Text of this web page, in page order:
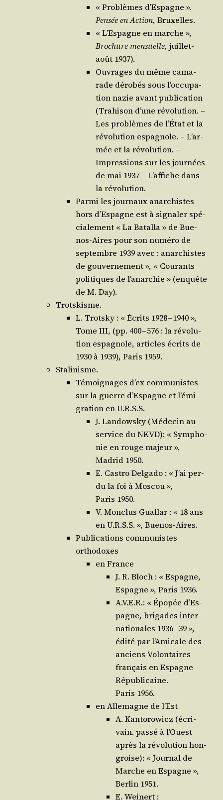
« Pro­blèmes d’Es­pagne ».
Pen­sée en Action, Bruxelles.
« L’Es­pagne en marche »,
Bro­chure men­suelle, juillet-
août 1937).
Ouvrages du même cama­
rade déro­bés sous l’oc­cu­pa­
tion nazie avant publi­ca­tion
(Tra­hi­son d’une révo­lu­tion. –
Les pro­blèmes de l’É­tat et la
révo­lu­tion espa­gnole. – L’ar­
mée et la révo­lu­tion. –
Impres­sions sur les jour­nées
de mai 1937 – L’af­fiche dans
la révolution.
Par­mi les jour­naux anar­chistes
hors d’Es­pagne est à signa­ler spé­
cia­le­ment « La Batal­la » de Bue­
nos-Aires pour son numé­ro de
sep­tembre 1939 avec : anar­chistes
de gou­ver­ne­ment », « Cou­rants
poli­tiques de l’a­nar­chie » (enquête
de M. Day).
Trotskisme.
L. Trots­ky : « Écrits 1928 – 1940 »,
Tome III, (pp. 400 – 576 : la révo­lu­
tion espa­gnole, articles écrits de
1930 à 1939), Paris 1959.
Stalinisme.
Témoi­gnages d’ex com­mu­nistes
sur la guerre d’Es­pagne et l’é­mi­
gra­tion en U.R.S.S.
J. Lan­dows­ky (Méde­cin au
ser­vice du NKVD): « Sym­pho­
nie en rouge majeur »,
Madrid 1950.
E. Cas­tro Del­ga­do : « J’ai per­
du la foi à Mos­cou »,
Paris 1950.
V. Mon­clus Gual­lar : « 18 ans
en U.R.S.S. », Buenos-Aires.
Publi­ca­tions com­mu­nistes
orthodoxes
en France
J. R. Bloch : « Espagne,
Espagne », Paris 1936.
A.V.E.R.: « Épo­pée d’Es­
pagne, bri­gades inter­
na­tio­nales 1936 – 39 »,
édi­té par l’A­mi­cale des
anciens Volon­taires
fran­çais en Espagne
Répu­bli­caine.
Paris 1956.
en Alle­magne de l’Est
A. Kan­to­ro­wicz (écri­
vain. pas­sé à l’Ouest
après la révo­lu­tion hon­
groise): « Jour­nal de
Marche en Espagne »,
Ber­lin 1951.
E. Wei­nert :